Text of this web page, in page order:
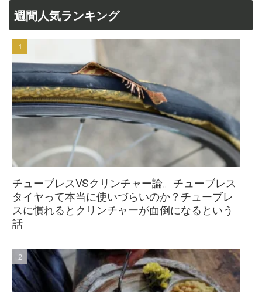
週間人気ランキング
チューブレスVSクリンチャー論。チューブレス
タイヤって本当に使いづらいのか？チューブレ
スに慣れるとクリンチャーが面倒になるという
話